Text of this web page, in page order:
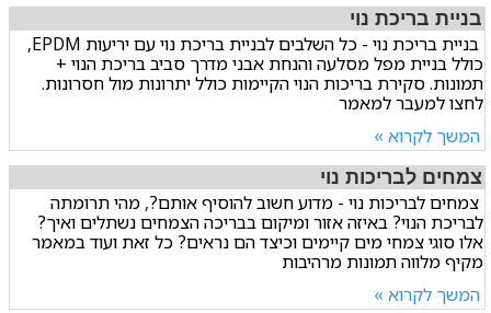
בניית בריכת נוי
בניית בריכת נוי - כל השלבים לבניית בריכת נוי עם יריעות EPDM,
כולל בניית מפל מסלעה והנחת אבני מדרך סביב בריכת הנוי +
תמונות. סקירת בריכות הנוי הקיימות כולל יתרונות מול חסרונות.
לחצו למעבר למאמר
המשך לקרוא »
צמחים לבריכות נוי
צמחים לבריכות נוי - מדוע חשוב להוסיף אותם?, מהי תרומתה
לבריכת הנוי? באיזה אזור ומיקום בבריכה הצמחים נשתלים ואיך?
אלו סוגי צמחי מים קיימים וכיצד הם נראים? כל זאת ועוד במאמר
מקיף מלווה תמונות מרהיבות
המשך לקרוא »